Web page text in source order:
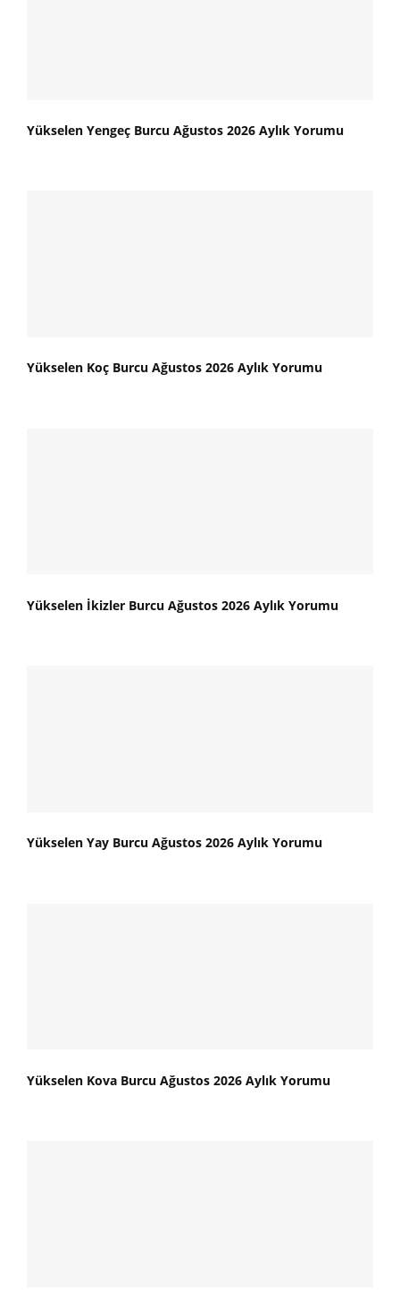
Yükselen Yengeç Burcu Ağustos 2026 Aylık Yorumu
Yükselen Koç Burcu Ağustos 2026 Aylık Yorumu
Yükselen İkizler Burcu Ağustos 2026 Aylık Yorumu
Yükselen Yay Burcu Ağustos 2026 Aylık Yorumu
Yükselen Kova Burcu Ağustos 2026 Aylık Yorumu